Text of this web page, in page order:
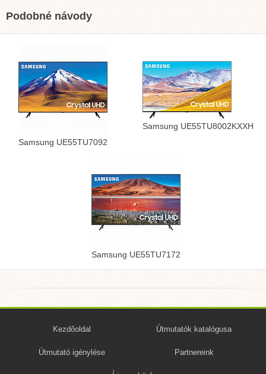
Podobné návody
Samsung UE55TU7092
Samsung UE55TU8002KXXH
Samsung UE55TU7172
Kezdőoldal Útmutatók katalógusa
Útmutató igénylése Partnereink